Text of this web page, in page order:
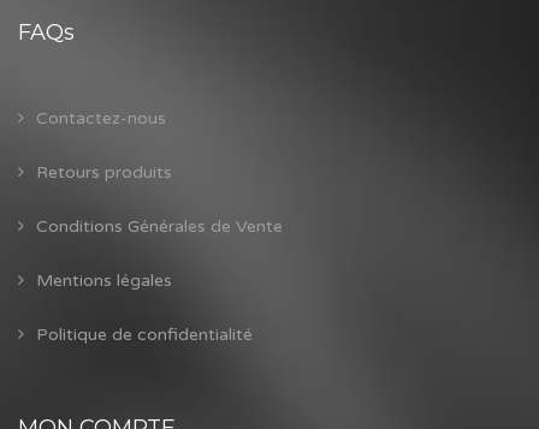
FAQs
Contactez-nous
Retours produits
Conditions Générales de Vente
Mentions légales
Politique de confidentialité